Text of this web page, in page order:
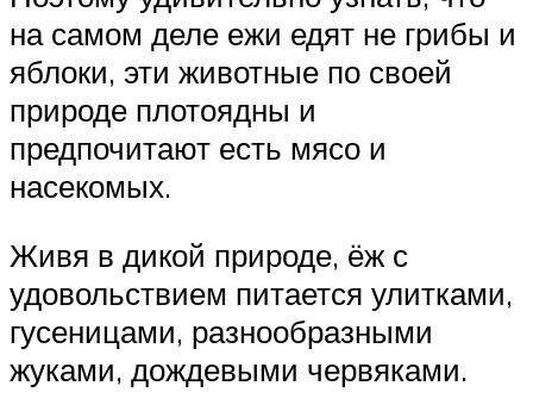
на самом деле ежи едят не грибы и
яблоки, эти животные по своей
природе плотоядны и
предпочитают есть мясо и
насекомых.
Живя в дикой природе, ёж с
удовольствием питается улитками,
гусеницами, разнообразными
жуками, дождевыми червяками.